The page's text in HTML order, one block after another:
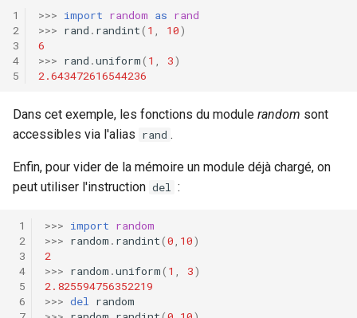
>>> import random as rand
>>> rand . randint( 1 , 10)
6
>>> rand .uniform( 1 , 3)
2.643472616544236
Dans cet exemple, les fonctions du module random sont
accessibles via l'alias rand .
Enfin, pour vider de la mémoire un module déjà chargé, on
peut utiliser l'instruction del :
>>> import random
>>> random . randint(0, 10)
2
>>> random .uniform( 1 , 3)
2.825594756352219
>>> del random